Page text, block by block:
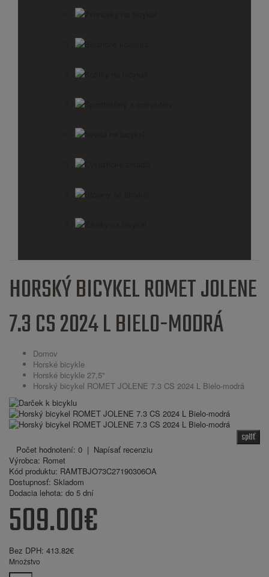
HORSKÝ BICYKEL ROMET JOLENE
7.3 CS 2024 L BIELO-MODRÁ
Domov
Horské bicykle
Horské bicykle 27,5''
Horský bicykel ROMET JOLENE 7.3 CS 2024 L Bielo-modrá
späť
Počet hodnotení: 0 | Napísať recenziu
Výrobca: Romet
Kód produktu: RAMTBJO73C27190306OA
Dostupnosť: Skladom
Dodacia lehota: do 5 dní
509.00€
Bez DPH: 413.82€
Množstvo